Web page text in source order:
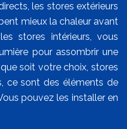
les stores extérieurs
mieux la chaleur avant
stores intérieurs, vous
pour assombrir une
soit votre choix, stores
ce sont des éléments de
pouvez les installer en